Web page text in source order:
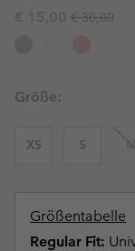
Sale price:
€ 15,00 Regular
€ 30,00
Größe:
XS S M
Größentabelle
Regular Fit: